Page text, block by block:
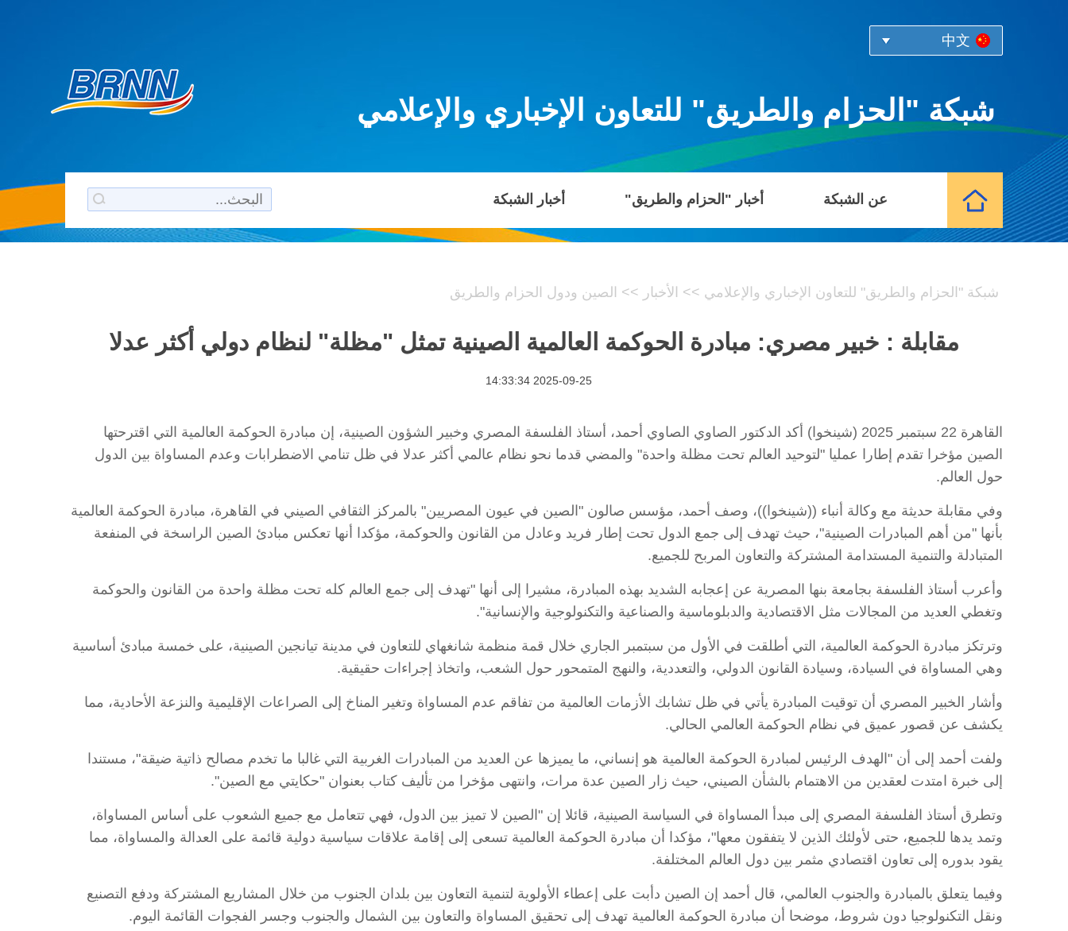
中文
شبكة "الحزام والطريق" للتعاون الإخباري والإعلامي
عن الشبكة أخبار "الحزام والطريق" أخبار الشبكة
شبكة "الحزام والطريق" للتعاون الإخباري والإعلامي >> الأخبار >> الصين ودول الحزام والطريق
مقابلة : خبير مصري: مبادرة الحوكمة العالمية الصينية تمثل "مظلة" لنظام دولي أكثر عدلا
2025-09-25 14:33:34
القاهرة 22 سبتمبر 2025 (شينخوا) أكد الدكتور الصاوي الصاوي أحمد، أستاذ الفلسفة المصري وخبير الشؤون الصينية، إن مبادرة الحوكمة العالمية التي اقترحتها
الصين مؤخرا تقدم إطارا عمليا "لتوحيد العالم تحت مظلة واحدة" والمضي قدما نحو نظام عالمي أكثر عدلا في ظل تنامي الاضطرابات وعدم المساواة بين الدول
حول العالم.
وفي مقابلة حديثة مع وكالة أنباء ((شينخوا))، وصف أحمد، مؤسس صالون "الصين في عيون المصريين" بالمركز الثقافي الصيني في القاهرة، مبادرة الحوكمة العالمية
بأنها "من أهم المبادرات الصينية"، حيث تهدف إلى جمع الدول تحت إطار فريد وعادل من القانون والحوكمة، مؤكدا أنها تعكس مبادئ الصين الراسخة في المنفعة
المتبادلة والتنمية المستدامة المشتركة والتعاون المربح للجميع.
وأعرب أستاذ الفلسفة بجامعة بنها المصرية عن إعجابه الشديد بهذه المبادرة، مشيرا إلى أنها "تهدف إلى جمع العالم كله تحت مظلة واحدة من القانون والحوكمة
وتغطي العديد من المجالات مثل الاقتصادية والدبلوماسية والصناعية والتكنولوجية والإنسانية".
وترتكز مبادرة الحوكمة العالمية، التي أطلقت في الأول من سبتمبر الجاري خلال قمة منظمة شانغهاي للتعاون في مدينة تيانجين الصينية، على خمسة مبادئ أساسية
وهي المساواة في السيادة، وسيادة القانون الدولي، والتعددية، والنهج المتمحور حول الشعب، واتخاذ إجراءات حقيقية.
وأشار الخبير المصري أن توقيت المبادرة يأتي في ظل تشابك الأزمات العالمية من تفاقم عدم المساواة وتغير المناخ إلى الصراعات الإقليمية والنزعة الأحادية، مما
يكشف عن قصور عميق في نظام الحوكمة العالمي الحالي.
ولفت أحمد إلى أن "الهدف الرئيس لمبادرة الحوكمة العالمية هو إنساني، ما يميزها عن العديد من المبادرات الغربية التي غالبا ما تخدم مصالح ذاتية ضيقة"، مستندا
إلى خبرة امتدت لعقدين من الاهتمام بالشأن الصيني، حيث زار الصين عدة مرات، وانتهى مؤخرا من تأليف كتاب بعنوان "حكايتي مع الصين".
وتطرق أستاذ الفلسفة المصري إلى مبدأ المساواة في السياسة الصينية، قائلا إن "الصين لا تميز بين الدول، فهي تتعامل مع جميع الشعوب على أساس المساواة،
وتمد يدها للجميع، حتى لأولئك الذين لا يتفقون معها"، مؤكدا أن مبادرة الحوكمة العالمية تسعى إلى إقامة علاقات سياسية دولية قائمة على العدالة والمساواة، مما
يقود بدوره إلى تعاون اقتصادي مثمر بين دول العالم المختلفة.
وفيما يتعلق بالمبادرة والجنوب العالمي، قال أحمد إن الصين دأبت على إعطاء الأولوية لتنمية التعاون بين بلدان الجنوب من خلال المشاريع المشتركة ودفع التصنيع
ونقل التكنولوجيا دون شروط، موضحا أن مبادرة الحوكمة العالمية تهدف إلى تحقيق المساواة والتعاون بين الشمال والجنوب وجسر الفجوات القائمة اليوم.